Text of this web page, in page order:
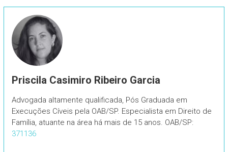
Priscila Casimiro Ribeiro Garcia
Advogada altamente qualificada, Pós Graduada em
Execuções Cíveis pela OAB/SP. Especialista em Direito de
Família, atuante na área há mais de 15 anos. OAB/SP:
371136